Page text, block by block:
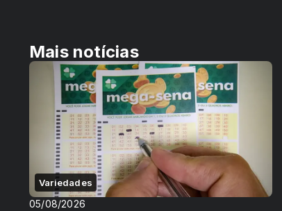
Mais notícias
Variedades
05/08/2026